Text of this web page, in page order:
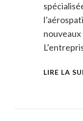
nouveaux
LIRE LA